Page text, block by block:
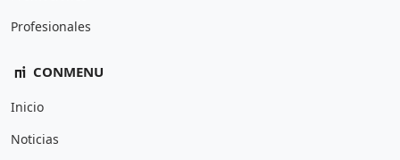
Profesionales
CONMENU
Inicio
Noticias